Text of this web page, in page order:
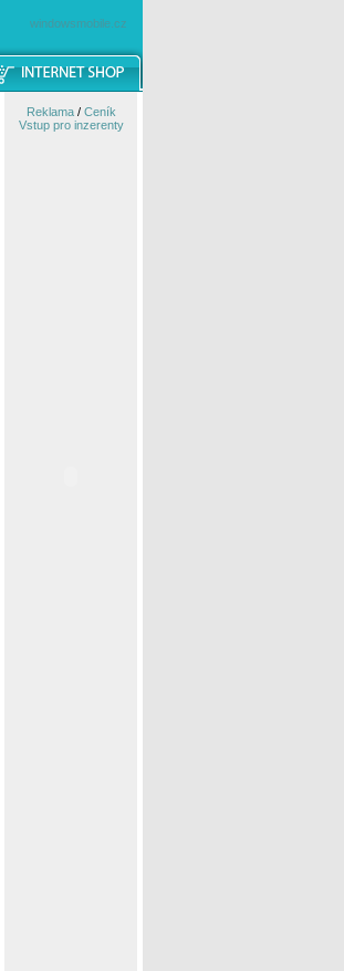
windowsmobile.cz
Reklama/ Ceník
Vstup pro inzerenty